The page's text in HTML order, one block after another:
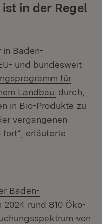
in der Regel
in Baden-
und bundesweit
für
Landbau (Öffnet in
durch,
in Bio-Produkte zu
vergangenen
erläuterte
Baden-
Fenster)
2024 rund 810 Öko-
von